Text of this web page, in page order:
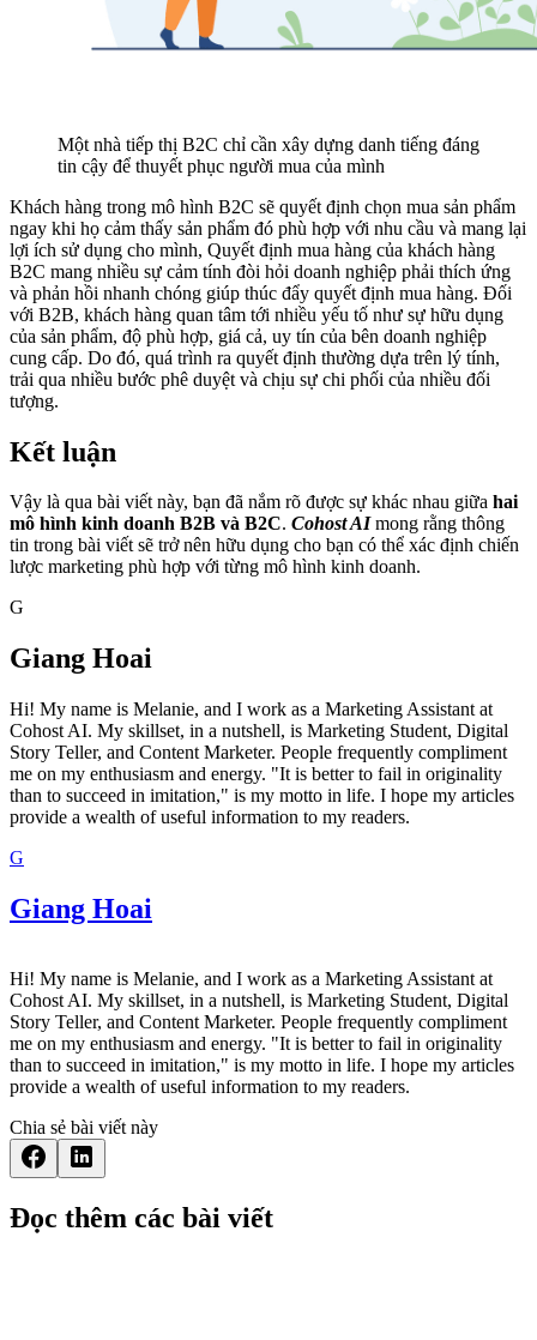
Một nhà tiếp thị B2C chỉ cần xây dựng danh tiếng đáng
tin cậy để thuyết phục người mua của mình
Khách hàng trong mô hình B2C sẽ quyết định chọn mua sản phẩm
ngay khi họ cảm thấy sản phẩm đó phù hợp với nhu cầu và mang lại
lợi ích sử dụng cho mình, Quyết định mua hàng của khách hàng
B2C mang nhiều sự cảm tính đòi hỏi doanh nghiệp phải thích ứng
và phản hồi nhanh chóng giúp thúc đẩy quyết định mua hàng. Đối
với B2B, khách hàng quan tâm tới nhiều yếu tố như sự hữu dụng
của sản phẩm, độ phù hợp, giá cả, uy tín của bên doanh nghiệp
cung cấp. Do đó, quá trình ra quyết định thường dựa trên lý tính,
trải qua nhiều bước phê duyệt và chịu sự chi phối của nhiều đối
tượng.
Kết luận
Vậy là qua bài viết này, bạn đã nắm rõ được sự khác nhau giữa hai
mô hình kinh doanh B2B và B2C. Cohost AImong rằng thông
tin trong bài viết sẽ trở nên hữu dụng cho bạn có thể xác định chiến
lược marketing phù hợp với từng mô hình kinh doanh.
G
Giang Hoai
Hi! My name is Melanie, and I work as a Marketing Assistant at
Cohost AI. My skillset, in a nutshell, is Marketing Student, Digital
Story Teller, and Content Marketer. People frequently compliment
me on my enthusiasm and energy. "It is better to fail in originality
than to succeed in imitation," is my motto in life. I hope my articles
provide a wealth of useful information to my readers.
G
Giang Hoai
Hi! My name is Melanie, and I work as a Marketing Assistant at
Cohost AI. My skillset, in a nutshell, is Marketing Student, Digital
Story Teller, and Content Marketer. People frequently compliment
me on my enthusiasm and energy. "It is better to fail in originality
than to succeed in imitation," is my motto in life. I hope my articles
provide a wealth of useful information to my readers.
Chia sẻ bài viết này
Đọc thêm các bài viết